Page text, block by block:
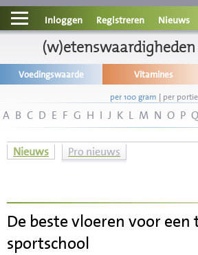
Contact
Informatie
Disclaimer
Inloggen Registreren Nieuws
Voedingswaarde Vitamines
per 100 gram | per portie
A B C D E F G H I J K L M N O P Q
Nieuws Pro nieuws
De beste vloeren voor een
sportschool